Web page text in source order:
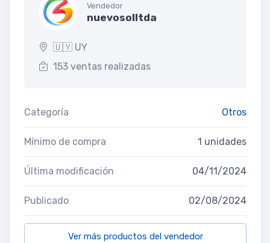
Vendedor
nuevosolltda
🇺🇾 UY
153 ventas realizadas
Categoría Otros
Mínimo de compra 1 unidades
Última modificación 04/11/2024
Publicado 02/08/2024
Ver más productos del vendedor